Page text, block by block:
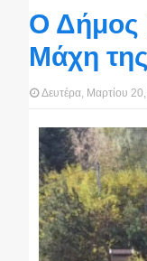
Ο Δήμος
Μάχη
Δευτέρα, Μαρτίου